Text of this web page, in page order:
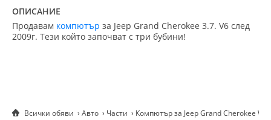
ОПИСАНИЕ
Продавам компютър за Jeep Grand Cherokee 3.7. V6 след
2009г. Тези който започват с три бубини!
Всички обяви Авто Части Компютър за Jeep Grand Cherokee